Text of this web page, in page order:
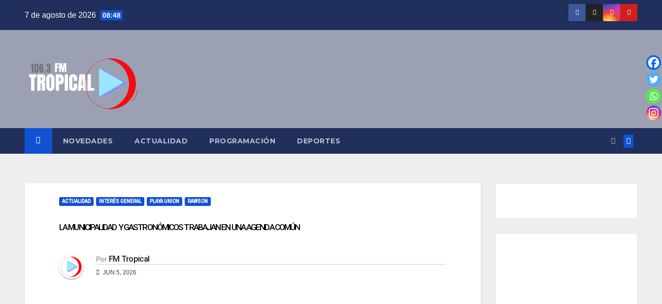
7 de agosto de 2026 08:48
NOVEDADES ACTUALIDAD PROGRAMACIÓN DEPORTES
ACTUALIDAD INTERÉS GENERAL PLAYA UNION RAWSON
LA MUNICIPALIDAD Y GASTRONÓMICOS TRABAJAN EN UNA AGENDA COMÚN
Por FM Tropical
JUN 5, 2026